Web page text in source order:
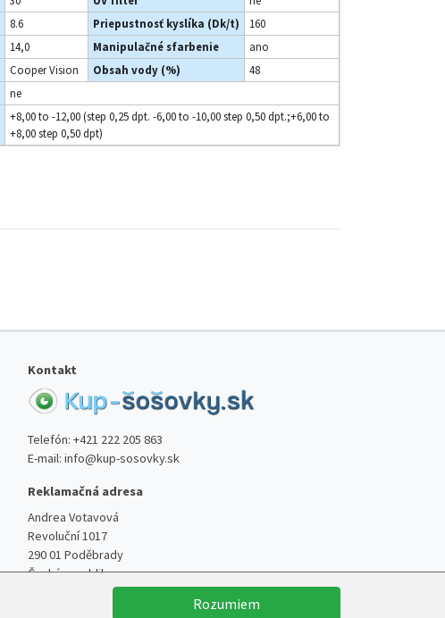
8.6 Priepustnosť kyslíka (Dk/t)
160
14,0 Manipulačné sfarbenie
ano
Cooper Vision Obsah vody (%)
48
ne
+8,00 to -12,00 (step 0,25 dpt. -6,00 to -10,00 step 0,50 dpt.;+6,00 to
+8,00 step 0,50 dpt)
Kontakt
Telefón: +421 222 205 863
E-mail: info@kup-sosovky.sk
Reklamačná adresa
Andrea Votavová
Revoluční 1017
290 01 Poděbrady
Česká republika
Rozumiem